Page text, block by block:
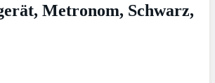
Metronom, Schwarz,